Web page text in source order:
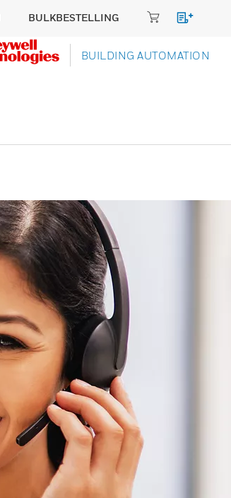
BULKBESTELLING
BUILDING AUTOMATION